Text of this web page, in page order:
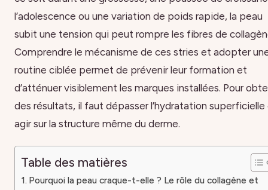
l’adolescence ou une variation de poids rapide, la peau
subit une tension qui peut rompre les fibres de
Comprendre le mécanisme de ces stries et adopter
routine ciblée permet de prévenir leur formation et
d’atténuer visiblement les marques installées. Pour
des résultats, il faut dépasser l’hydratation
agir sur la structure même du derme.
Table des matières
Pourquoi la peau craque-t-elle ? Le rôle du collagène et